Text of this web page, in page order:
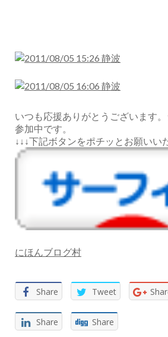
いつも応援ありがとうございます
参加中です。
↓↓↓下記ボタンをポチッとお願いい
にほんブログ村
Share Tweet
Share Share